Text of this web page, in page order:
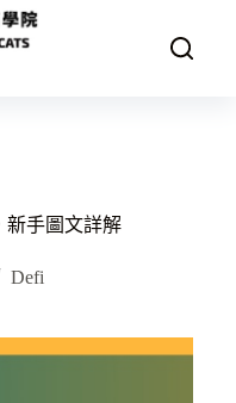
新手圖文詳解
Defi